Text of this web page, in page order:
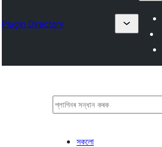
Plugin Directory
সন্ধান
সকলো